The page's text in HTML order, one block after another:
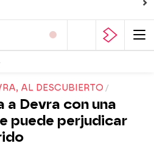
AL DESCUBIERTO
a Devra con una
puede perjudicar